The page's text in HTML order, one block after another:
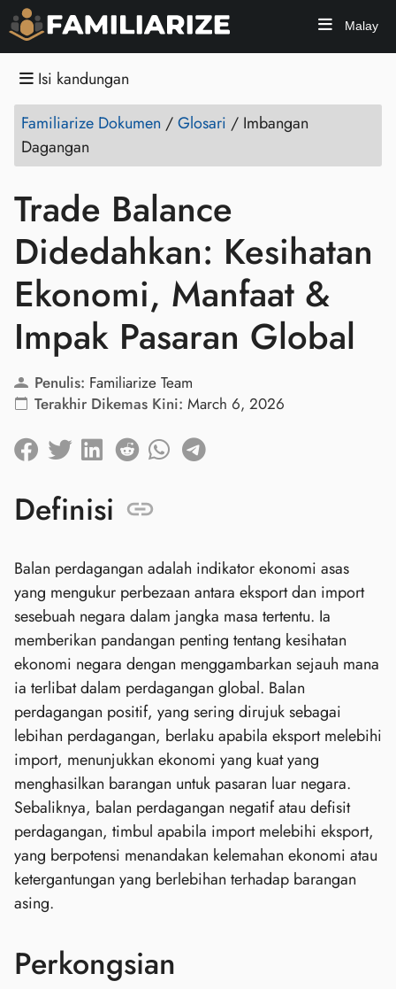
Malay
Isi kandungan
Familiarize Dokumen /Glosari / Imbangan
Dagangan
Trade Balance
Didedahkan: Kesihatan
Ekonomi, Manfaat &
Impak Pasaran Global
Penulis: Familiarize Team
Terakhir Dikemas Kini: March 6, 2026
Definisi
Balan perdagangan adalah indikator ekonomi asas
yang mengukur perbezaan antara eksport dan import
sesebuah negara dalam jangka masa tertentu. Ia
memberikan pandangan penting tentang kesihatan
ekonomi negara dengan menggambarkan sejauh mana
ia terlibat dalam perdagangan global. Balan
perdagangan positif, yang sering dirujuk sebagai
lebihan perdagangan, berlaku apabila eksport melebihi
import, menunjukkan ekonomi yang kuat yang
menghasilkan barangan untuk pasaran luar negara.
Sebaliknya, balan perdagangan negatif atau defisit
perdagangan, timbul apabila import melebihi eksport,
yang berpotensi menandakan kelemahan ekonomi atau
ketergantungan yang berlebihan terhadap barangan
asing.
Perkongsian